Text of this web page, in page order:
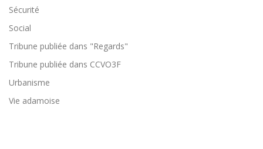
Sécurité
Social
Tribune publiée dans "Regards"
Tribune publiée dans CCVO3F
Urbanisme
Vie adamoise